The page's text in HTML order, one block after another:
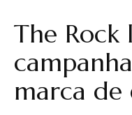
The Rock
marca de